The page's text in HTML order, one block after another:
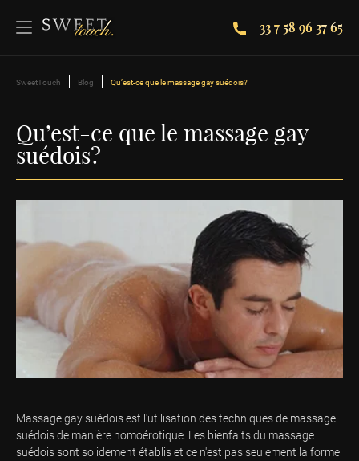
+33 7 58 96 37 65
SweetTouch Blog Qu’est-ce que le massage gay suédois?
Qu’est-ce que le massage gay
suédois?
Massage gay suédois est l'utilisation des techniques de massage
suédois de manière homoérotique. Les bienfaits du massage
suédois sont solidement établis et ce n'est pas seulement la forme